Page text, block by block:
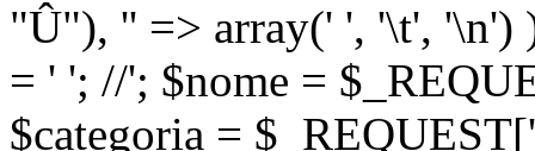
"Û"), '' => array(' ', '\t',
= ' '; //'; $nome =
$categoria =